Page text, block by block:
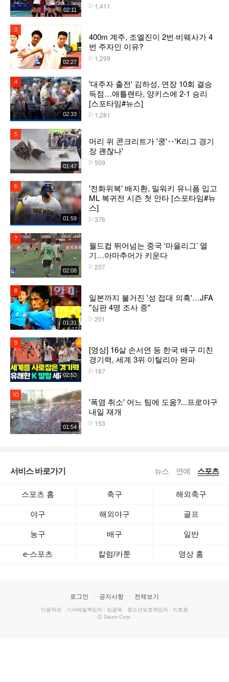
02:11 1,411
02:27
400m 계주, 조엘진이 2번·비웨사가 4
번 주자인 이유?
1,299
02:33
'대주자 출전' 김하성, 연장 10회 결승
득점…애틀랜타, 양키스에 2-1 승리
[스포타임#뉴스]
1,281
01:47
머리 위 콘크리트가 '쿵'‥'K리그 경기
장 괜찮나'
509
01:59
'전화위복' 배지환, 밀워키 유니폼 입고
ML 복귀전 시즌 첫 안타 [스포타임#뉴
스]
376
02:08
월드컵 뛰어넘는 중국 ‘마을리그’ 열
기…아마추어가 키운다
207
01:31
일본까지 불거진 '성 접대 의혹'…JFA
"심판 4명 조사 중"
201
02:53
[영상] 16살 손서연 등 한국 배구 미친
경기력, 세계 3위 이탈리아 완파
187
01:54
'폭염 취소' 어느 팀에 도움?...프로야구
내일 재개
153
서비스 바로가기 뉴스 연예 스포츠
스포츠 홈 축구 해외축구
야구 해외야구 골프
농구 배구 일반
e-스포츠 칼럼/카툰 영상 홈
로그인 공지사항 전체보기
이용약관 · 기사배열책임자 : 임광욱 · 청소년보호책임자 : 이호원
ⓒ Daum Corp.